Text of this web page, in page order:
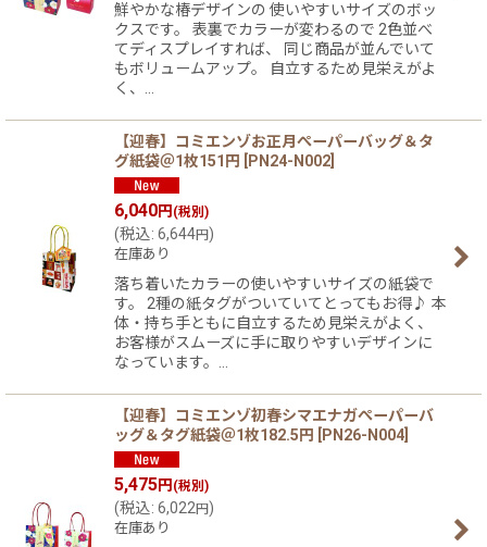
絞り込む
鮮やかな椿デザインの 使いやすいサイズのボッ
クスです。 表裏でカラーが変わるので 2色並べ
てディスプレイすれば、 同じ商品が並んでいて
もボリュームアップ。 自立するため見栄えがよ
く、…
【迎春】コミエンゾお正月ぺーパーバッグ＆タ
グ紙袋＠1枚151円
PN24-N002
6,040円 (税別)
(税込: 6,644円 )
在庫あり
落ち着いたカラーの使いやすいサイズの紙袋で
す。 2種の紙タグがついていてとってもお得♪ 本
体・持ち手ともに自立するため見栄えがよく、
お客様がスムーズに手に取りやすいデザインに
なっています。…
【迎春】コミエンゾ初春シマエナガぺーパーバ
ッグ＆タグ紙袋＠1枚182.5円
PN26-N004
5,475円 (税別)
(税込: 6,022円)
在庫あり